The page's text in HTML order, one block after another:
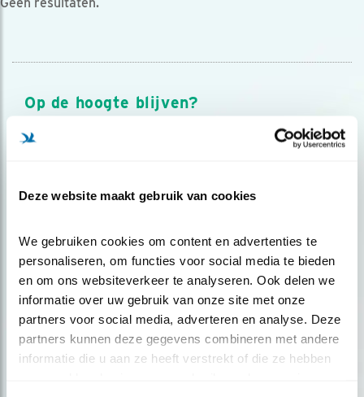
Deze website maakt gebruik van cookies
We gebruiken cookies om content en advertenties te
personaliseren, om functies voor social media te bieden
en om ons websiteverkeer te analyseren. Ook delen we
informatie over uw gebruik van onze site met onze
partners voor social media, adverteren en analyse. Deze
partners kunnen deze gegevens combineren met andere
informatie die u aan ze heeft verstrekt of die ze hebben
Op de hoogte blijven?
Meld je aan en ontvang nieuws, inspiratie, acties en tips
over vogels en activiteiten van Vogelbescherming.